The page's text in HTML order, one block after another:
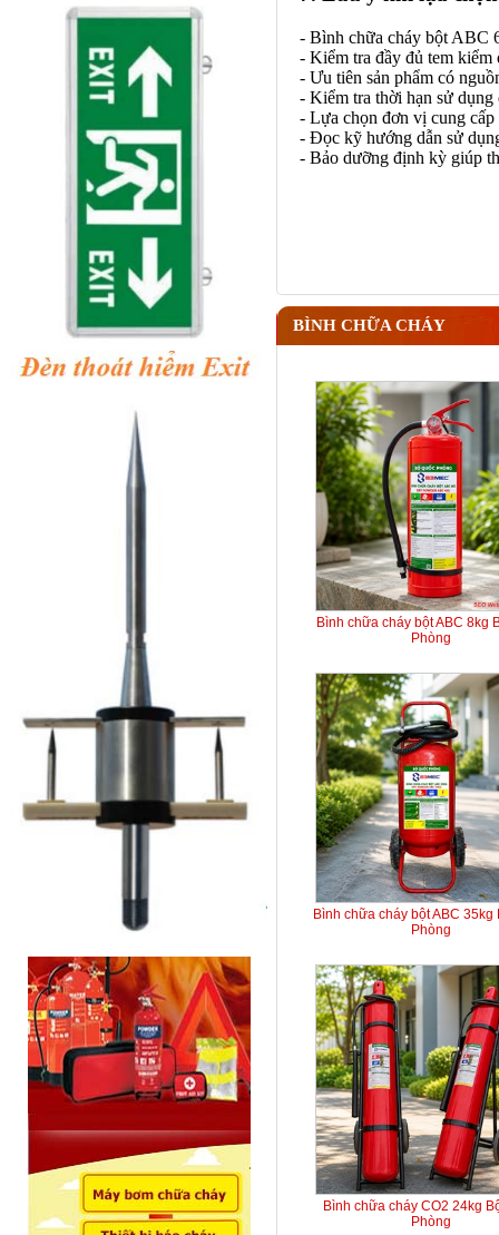
- Bình chữa cháy bột ABC
- Kiểm tra đầy đủ tem
- Ưu tiên sản phẩm có
- Kiểm tra thời hạn sử dụng
- Lựa chọn đơn vị cung
- Đọc kỹ hướng dẫn sử
- Bảo dưỡng định kỳ giúp
BÌNH CHỮA CHÁY
Bình chữa cháy bột ABC 8kg
Phòng
Bình chữa cháy bột ABC 35kg
Phòng
Bình chữa cháy CO2 24kg
Phòng